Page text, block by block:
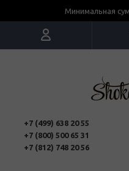
Минимальная
+7 (499) 638 20 55
+7 (800) 500 65 31
+7 (812) 748 20 56